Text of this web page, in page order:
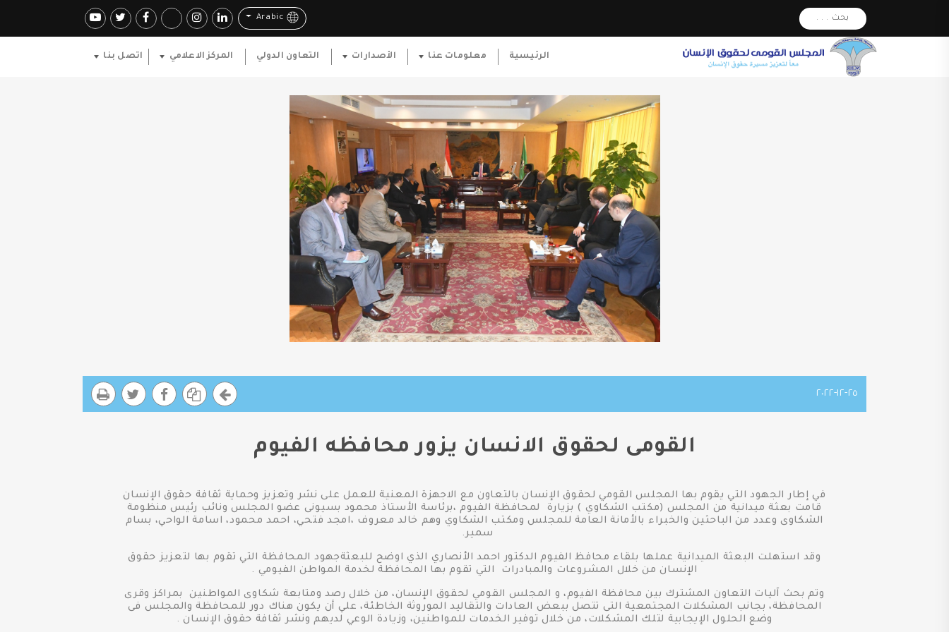
بحث . . . Arabic
الرئيسية معلومات عنا الأصدارات التعاون الدولي المركز الاعلامي اتصل بنا
٢٥-١٢-٢٠٢٢
القومى لحقوق الانسان يزور محافظه الفيوم
في إطار الجهود التي يقوم بها المجلس القومي لحقوق الإنسان بالتعاون مع الاجهزة المعنية للعمل على نشر وتعزيز وحماية ثقافة حقوق الإنسان
قامت بعثة ميدانية من المجلس (مكتب الشكاوي ) بزيارة لمحافظة الفيوم ،برئاسة الأستاذ محمود بسيونى عضو المجلس ونائب رئيس منظومة
الشكاوى وعدد من الباحثين والخبراء بالأمانة العامة للمجلس ومكتب الشكاوي وهم خالد معروف ،امجد فتحي، احمد محمود، اسامة الواحي، بسام
سمير.
وقد استهلت البعثة الميدانية عملها بلقاء محافظ الفيوم الدكتور احمد الأنصاري الذي اوضح للبعثةجهود المحافظة التي تقوم بها لتعزيز حقوق
الإنسان من خلال المشروعات والمبادرات التي تقوم بها المحافظة لخدمة المواطن الفيومي .
وتم بحث آليات التعاون المشترك بين محافظة الفيوم، و المجلس القومي لحقوق الإنسان، من خلال رصد ومتابعة شكاوى المواطنين بمراكز وقرى
المحافظة، بجانب المشكلات المجتمعية التى تتصل ببعض العادات والتقاليد الموروثة الخاطئة، علي أن يكون هناك دور للمحافظة والمجلس فى
وضع الحلول الإيجابية لتلك المشكلات، من خلال توفير الخدمات للمواطنين، وزيادة الوعي لديهم ونشر ثقافة حقوق الإنسان .